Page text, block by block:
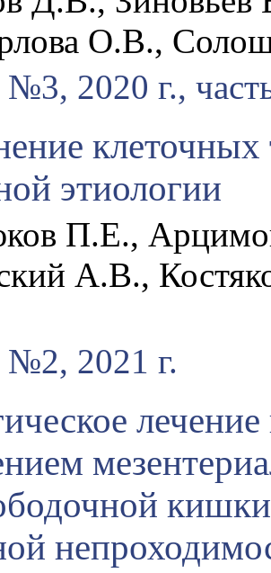
О.В.,
2020 г.,
клеточных
этиологии
П.Е.,
А.В.,
2021 г.